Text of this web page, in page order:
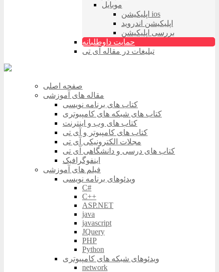
موبایل
اپلیکیشن ios
اپلیکیشن اندروید
بررسی اپلیکیشن
حمایت داوطلبانه
تبلیغات در مقاله آی تی
صفحه اصلی
مقاله های آموزشی
کتاب های برنامه نویسی
کتاب های شبکه های کامپیوتری
کتاب های وب و اینترنت
کتاب های کامپیوتر و آی تی
مجلات الکترونیکی آی تی
کتاب های درسی و دانشگاهی آی تی
اینفوگرافیک
فیلم های آموزشی
ویدئوهای برنامه نویسی
C#
C++
ASP.NET
java
javascript
JQuery
PHP
Python
ویدئوهای شبکه های کامپیوتری
network